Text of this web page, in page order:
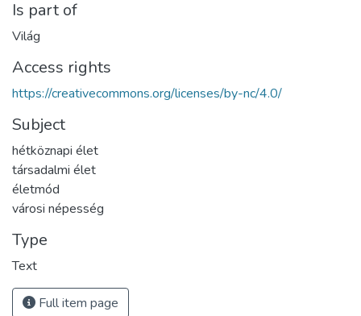
Is part of
Világ
Access rights
https://creativecommons.org/licenses/by-nc/4.0/
Subject
hétköznapi élet
társadalmi élet
életmód
városi népesség
Type
Text
Full item page